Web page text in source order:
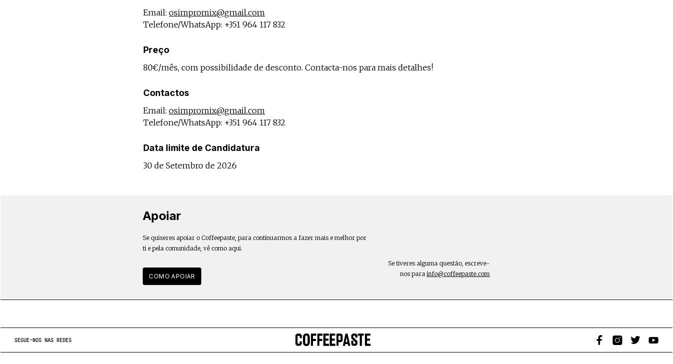
Email:osimpromix@gmail.com
Telefone/WhatsApp: +351 964 117 832
Preço
80€/mês, com possibilidade de desconto. Contacta-nos para mais detalhes!
Contactos
Email:osimpromix@gmail.com
Telefone/WhatsApp: +351 964 117 832
Data limite de Candidatura
30 de Setembro de 2026
Apoiar
Se quiseres apoiar o Coffeepaste, para continuarmos a fazer mais e melhor por
ti e pela comunidade, vê como aqui.
COMO APOIAR
Se tiveres alguma questão, escreve-
nos parainfo@coffeepaste.com
SEGUE-NOS NAS REDES